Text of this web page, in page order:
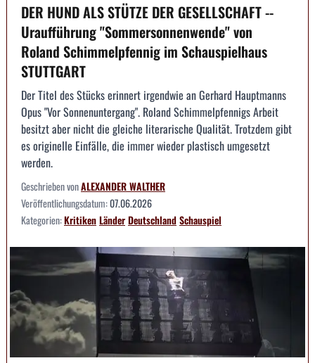
DER HUND ALS STÜTZE DER GESELLSCHAFT --
Uraufführung "Sommersonnenwende" von
Roland Schimmelpfennig im Schauspielhaus
STUTTGART
Der Titel des Stücks erinnert irgendwie an Gerhard Hauptmanns
Opus "Vor Sonnenuntergang". Roland Schimmelpfennigs Arbeit
besitzt aber nicht die gleiche literarische Qualität. Trotzdem gibt
es originelle Einfälle, die immer wieder plastisch umgesetzt
werden.
Geschrieben vonALEXANDER WALTHER
Veröffentlichungsdatum:07.06.2026
Kategorien:KritikenLänderDeutschlandSchauspiel